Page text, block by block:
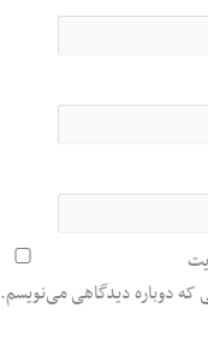
که دوباره دیدگاهی می‌نویسم.